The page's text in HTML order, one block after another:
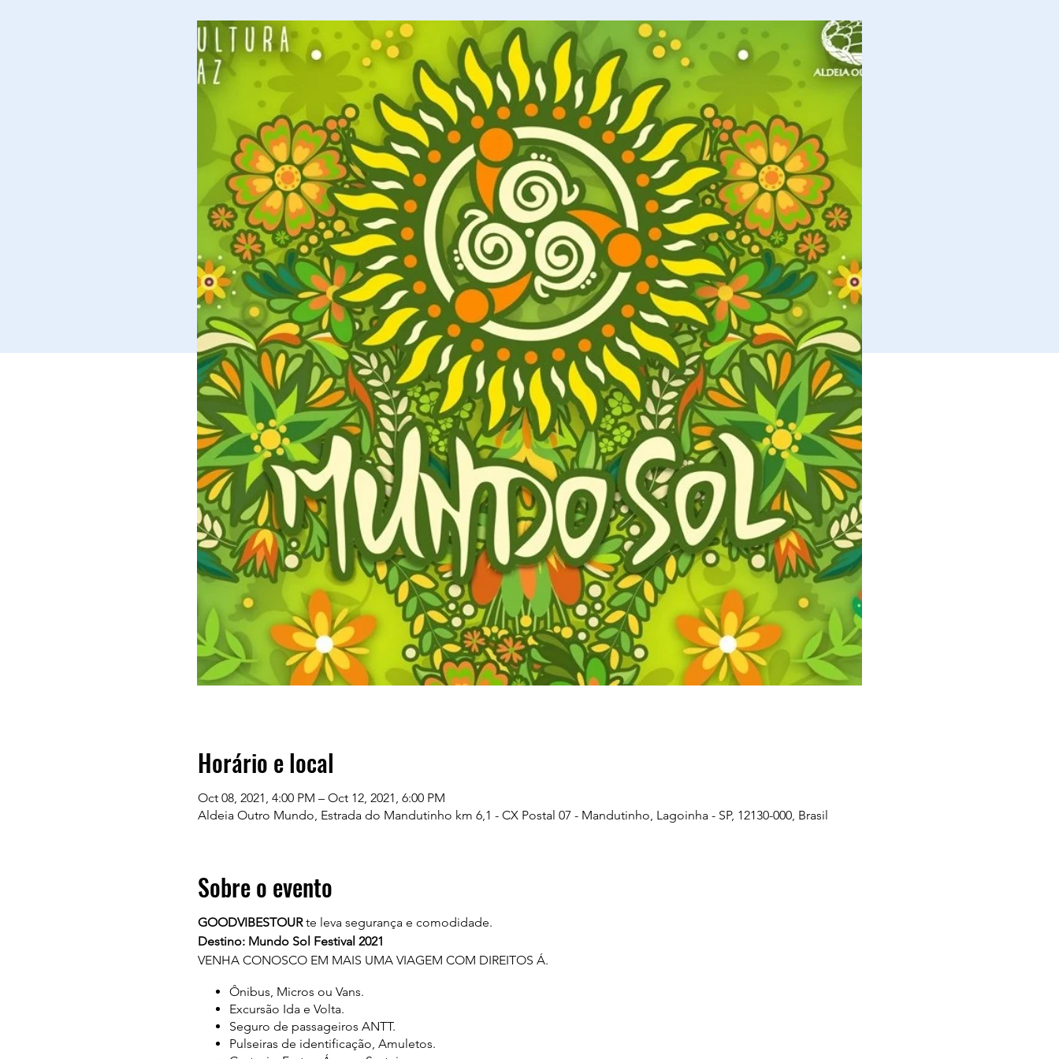
Horário e local
Oct 08, 2021, 4:00 PM – Oct 12, 2021, 6:00 PM
Aldeia Outro Mundo, Estrada do Mandutinho km 6,1 - CX Postal 07 - Mandutinho, Lagoinha - SP, 12130-000, Brasil
Sobre o evento
GOODVIBESTOURte leva segurança e comodidade.
Destino: Mundo Sol Festival 2021
VENHA CONOSCO EM MAIS UMA VIAGEM COM DIREITOS Á.
Ônibus, Micros ou Vans.
Excursão Ida e Volta.
Seguro de passageiros ANTT.
Pulseiras de identificação, Amuletos.